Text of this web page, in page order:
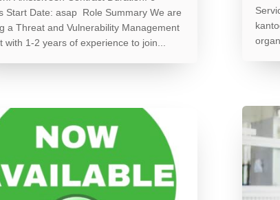
Start Date: asap Role Summary We are
a Threat and Vulnerability Management
with 1-2 years of experience to join...